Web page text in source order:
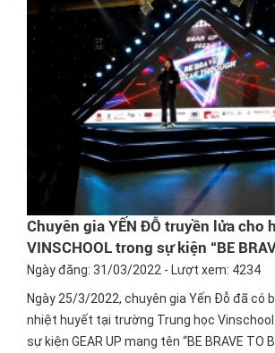
Chuyên gia YẾN ĐỖ truyền lửa cho
VINSCHOOL trong sự kiện “BE
THROUGH”
Ngày đăng: 31/03/2022 - Lượt xem: 4234
Ngày 25/3/2022, chuyên gia Yến Đỗ đã có
nhiệt huyết tại trường Trung học
sự kiện GEAR UP mang tên “BE BRAVE TO